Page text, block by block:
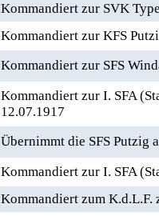
Kommandiert zur SVK
Kommandiert zur KFS
Kommandiert zur SFS
Kommandiert zur I. SFA
12.07.1917
Übernimmt die SFS Putzig
Kommandiert zur I. SFA
Kommandiert zum